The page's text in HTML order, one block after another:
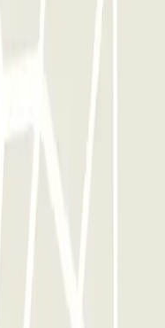
e uscire dal
- Pizarro: